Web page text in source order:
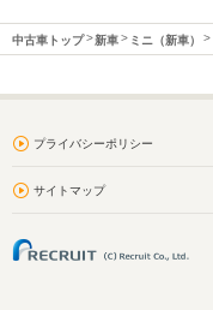
中古車トップ 新車 ミニ（新車）
プライバシーポリシー
サイトマップ